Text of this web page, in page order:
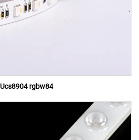
Ucs8904 rgbw84